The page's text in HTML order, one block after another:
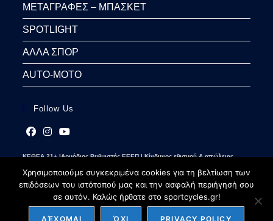
ΜΕΤΑΓΡΑΦΕΣ – ΜΠΑΣΚΕΤ
SPOTLIGHT
ΑΛΛΑ ΣΠΟΡ
AUTO-MOTO
Follow Us
in
a
new
in
a
new
tab
in
a
new
tab
ΚΕΘΕΑ 21+ |Αρμόδιος Ρυθμιστής ΕΕΕΠ | Κίνδυνος εθισμού & απώλειας
Χρησιμοποιούμε συγκεκριμένα cookies για τη βελτίωση των
επιδόσεων του ιστότοπού μας και την ασφαλή περιήγησή σου
σε αυτόν. Καλώς ήρθατε στο sportcycles.gr!
ΔΈΧΟΜΑΙ ΌΧΙ PRIVACY POLICY